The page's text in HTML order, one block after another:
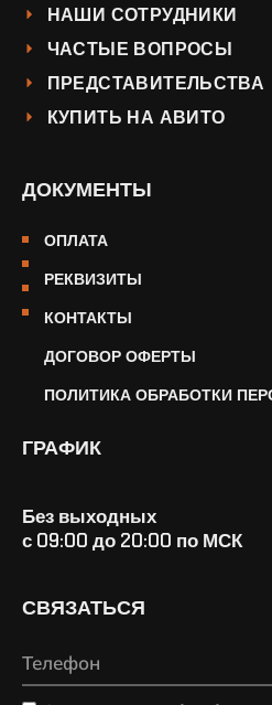
НАШИ СОТРУДНИКИ
ЧАСТЫЕ ВОПРОСЫ
ПРЕДСТАВИТЕЛЬСТВА
КУПИТЬ НА АВИТО
ДОКУМЕНТЫ
ОПЛАТА
РЕКВИЗИТЫ
КОНТАКТЫ
ДОГОВОР ОФЕРТЫ
ПОЛИТИКА ОБРАБОТКИ
ГРАФИК
Без выходных
с 09:00 до 20:00 по МСК
СВЯЗАТЬСЯ